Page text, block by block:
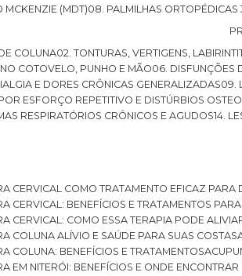
MCKENZIE (MDT)
08. PALMILHAS ORTOPÉDICAS
DE COLUNA
02. TONTURAS, VERTIGENS,
NO COTOVELO, PUNHO E MÃO
06.
E DORES CRÔNICAS GENERALIZADAS
ESFORÇO REPETITIVO E DISTÚRBIOS
RESPIRATÓRIOS CRÔNICOS E AGUDOS 14.
CERVICAL COMO TRATAMENTO EFICAZ
CERVICAL: BENEFÍCIOS E TRATAMENTOS
CERVICAL: COMO ESSA TERAPIA PODE
COLUNA ALÍVIO E SAÚDE PARA SUAS COSTAS
COLUNA: BENEFÍCIOS E TRATAMENTOS
EM NITERÓI: BENEFÍCIOS E ONDE